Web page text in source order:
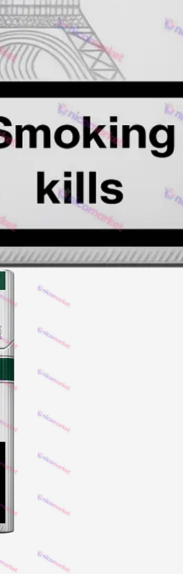
TOBACCO Lux
CHAPMAN
Frida
King
Акциз UA
Капсула (смак)
Manchester
Leana
Montecristo
PULL
De Santis
NERO
Гуцульскі
Italian Blend 821
Dandy
MAN
Cigaronne
Сигарети LD